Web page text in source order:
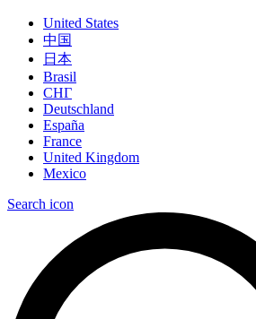
United States
中国
日本
Brasil
СНГ
Deutschland
España
France
United Kingdom
Mexico
Search icon